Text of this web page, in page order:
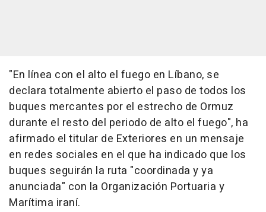
"En línea con el alto el fuego en Líbano, se
declara totalmente abierto el paso de todos los
buques mercantes por el estrecho de Ormuz
durante el resto del periodo de alto el fuego", ha
afirmado el titular de Exteriores en un mensaje
en redes sociales en el que ha indicado que los
buques seguirán la ruta "coordinada y ya
anunciada" con la Organización Portuaria y
Marítima iraní.